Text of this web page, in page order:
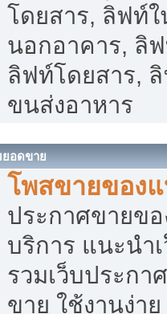
โดยสาร, ลิฟท์
นอกอาคาร, ลิ
ลิฟท์โดยสาร,
ขนส่งอาหาร
ยอดขาย
โพสขายของ
ประกาศขายข
บริการ แนะนำ
รวมเว็บประกา
ขาย ใช้งานง่า